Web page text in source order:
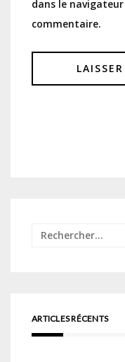
dans le
commentaire.
Rechercher :
ARTICLES RÉCENTS